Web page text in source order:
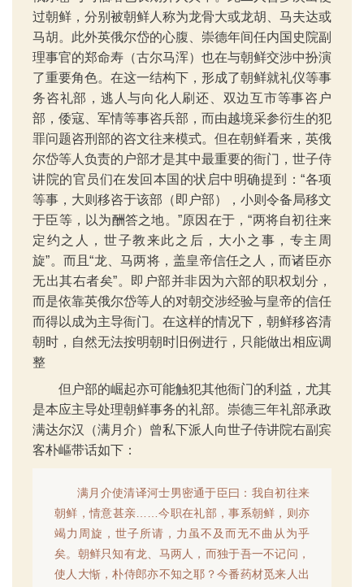
过朝鲜，分别被朝鲜人称为龙骨大或龙胡、马夫达或
马胡。此外英俄尔岱的心腹、崇德年间任内国史院副
理事官的郑命寿（古尔马浑）也在与朝鲜交涉中扮演
了重要角色。在这一结构下，形成了朝鲜就礼仪等事
务咨礼部，逃人与向化人刷还、双边互市等事咨户
部，倭寇、军情等事咨兵部，而由越境采参衍生的犯
罪问题咨刑部的咨文往来模式。但在朝鲜看来，英俄
尔岱等人负责的户部才是其中最重要的衙门，世子侍
讲院的官员们在发回本国的状启中明确提到：“各项
等事，大则移咨于该部（即户部），小则令备局移文
于臣等，以为酬答之地。”原因在于，“两将自初往来
定约之人，世子教来此之后，大小之事，专主周
旋”。而且“龙、马两将，盖皇帝信任之人，而诸臣亦
无出其右者矣”。即户部并非因为六部的职权划分，
而是依靠英俄尔岱等人的对朝交涉经验与皇帝的信任
而得以成为主导衙门。在这样的情况下，朝鲜移咨清
朝时，自然无法按明朝时旧例进行，只能做出相应调
整
但户部的崛起亦可能触犯其他衙门的利益，尤其
是本应主导处理朝鲜事务的礼部。崇德三年礼部承政
满达尔汉（满月介）曾私下派人向世子侍讲院右副宾
客朴嶇带话如下：
满月介使清译河士男密通于臣曰：我自初往来
朝鲜，情意甚亲……今职在礼部，事系朝鲜，则亦
竭力周旋，世子所请，力虽不及而无不曲从为乎
矣。朝鲜只知有龙、马两人，而独于吾一不记问，
使人大惭，朴侍郎亦不知之耶？今番药材觅来人出